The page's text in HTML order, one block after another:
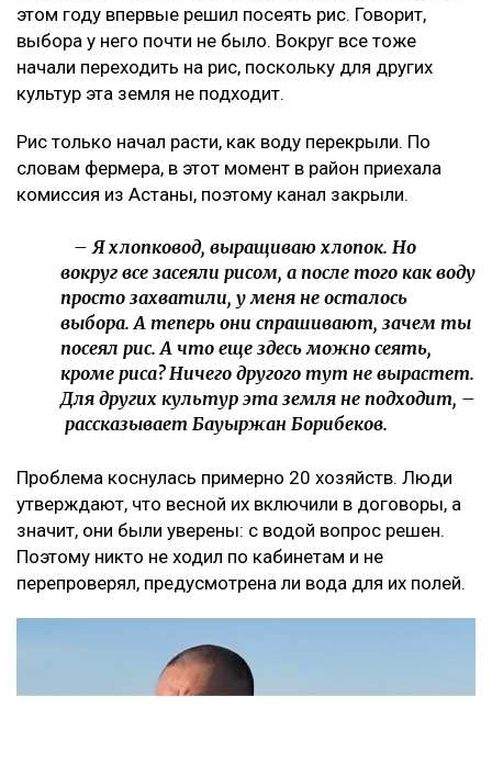
этом году впервые решил посеять рис. Говорит,
выбора у него почти не было. Вокруг все тоже
начали переходить на рис, поскольку для других
культур эта земля не подходит.
Рис только начал расти, как воду перекрыли. По
словам фермера, в этот момент в район приехала
комиссия из Астаны, поэтому канал закрыли.
– Я хлопковод, выращиваю хлопок. Но
вокруг все засеяли рисом, а после того как воду
просто захватили, у меня не осталось
выбора. А теперь они спрашивают, зачем ты
посеял рис. А что еще здесь можно сеять,
кроме риса? Ничего другого тут не вырастет.
Для других культур эта земля не подходит, –
рассказывает Бауыржан Борибеков.
Проблема коснулась примерно 20 хозяйств. Люди
утверждают, что весной их включили в договоры, а
значит, они были уверены: с водой вопрос решен.
Поэтому никто не ходил по кабинетам и не
перепроверял, предусмотрена ли вода для их полей.